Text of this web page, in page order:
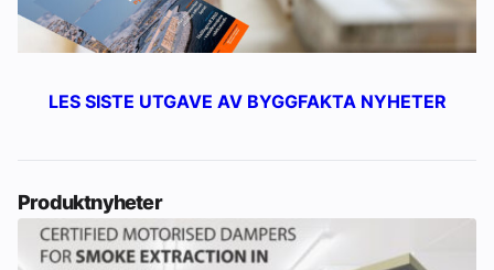
LES SISTE UTGAVE AV BYGGFAKTA NYHETER
Produktnyheter